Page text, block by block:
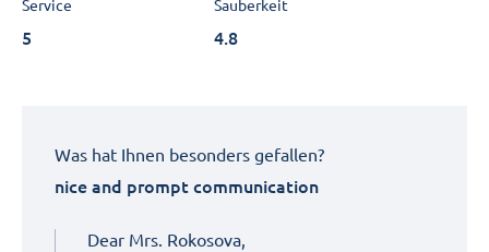
Service
5
Sauberkeit
4.8
Was hat Ihnen besonders gefallen?
nice and prompt communication
Dear Mrs. Rokosova,